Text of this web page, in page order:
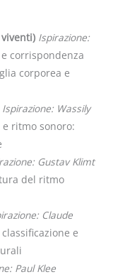
Ispirazione:
corrispondenza
corporea e
Ispirazione: Wassily
ritmo sonoro:
Gustav Klimt
del ritmo
Claude
e
Paul Klee